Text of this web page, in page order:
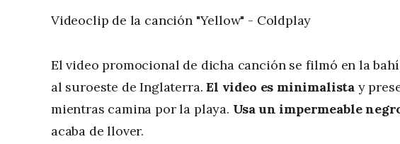
Videoclip de la canción "Yellow" - Coldplay
El video promocional de dicha canción se filmó en la
al suroeste de Inglaterra.El video es minimalista y
mientras camina por la playa. Usa un impermeable
acaba de llover.